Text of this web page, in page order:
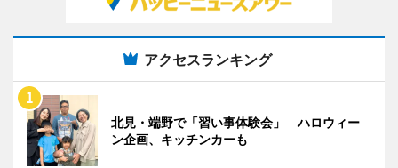
アクセスランキング
北見・端野で「習い事体験会」 ハロウィー
ン企画、キッチンカーも